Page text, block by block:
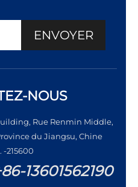
ENVOYER
NOUS
Rue Renmin Middle,
du Jiangsu, Chine
-215600
13601562190